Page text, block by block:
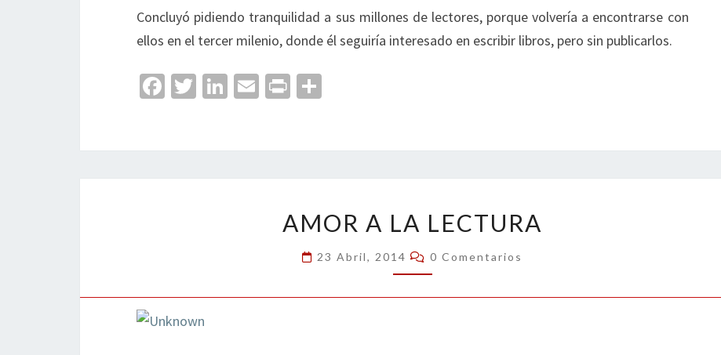
Concluyó pidiendo tranquilidad a sus millones de lectores, porque volvería a encontrarse con
ellos en el tercer milenio, donde él seguiría interesado en escribir libros, pero sin publicarlos.
Fa
o
T
Li
n
E
Pr
ar
tir
A
LA
LECTURA
AMOR A LA LECTURA
23 Abril, 2014 Comentarios
0 Comentarios